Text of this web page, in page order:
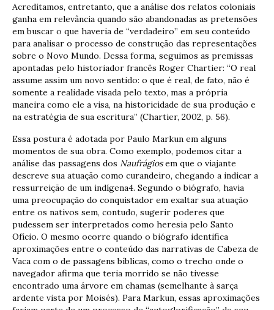
Acreditamos, entretanto, que a análise dos relatos coloniais
ganha em relevância quando são abandonadas as pretensões
em buscar o que haveria de “verdadeiro” em seu conteúdo
para analisar o processo de construção das representações
sobre o Novo Mundo. Dessa forma, seguimos as premissas
apontadas pelo historiador francês Roger Chartier: “O real
assume assim um novo sentido: o que é real, de fato, não é
somente a realidade visada pelo texto, mas a própria
maneira como ele a visa, na historicidade de sua produção e
na estratégia de sua escritura” (Chartier, 2002, p. 56).
Essa postura é adotada por Paulo Markun em alguns
momentos de sua obra. Como exemplo, podemos citar a
análise das passagens dos Naufrágiosem que o viajante
descreve sua atuação como curandeiro, chegando a indicar a
ressurreição de um indígena4. Segundo o biógrafo, havia
uma preocupação do conquistador em exaltar sua atuação
entre os nativos sem, contudo, sugerir poderes que
pudessem ser interpretados como heresia pelo Santo
Ofício. O mesmo ocorre quando o biógrafo identifica
aproximações entre o conteúdo das narrativas de Cabeza de
Vaca com o de passagens bíblicas, como o trecho onde o
navegador afirma que teria morrido se não tivesse
encontrado uma árvore em chamas (semelhante à sarça
ardente vista por Moisés). Para Markun, essas aproximações